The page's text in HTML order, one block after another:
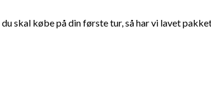
skal købe på din første tur, så har vi lavet